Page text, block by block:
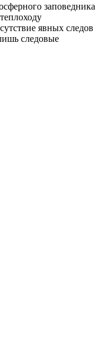
заповедника
явных следов
следовые